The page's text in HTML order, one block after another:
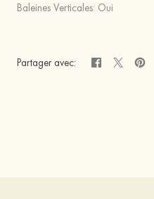
Baleines Verticales: Oui
Partager avec: